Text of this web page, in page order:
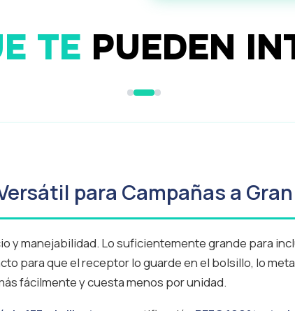
TE PUEDEN
Flyers DL
para Campañas a
y manejabilidad. Lo suficientemente grande para
para que el receptor lo guarde en el bolsillo, lo
fácilmente y cuesta menos por unidad.